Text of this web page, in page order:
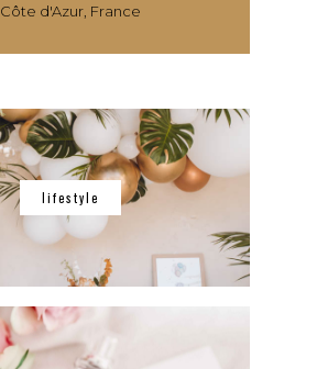
Côte d'Azur, France
lifestyle